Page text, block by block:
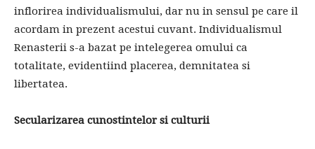
inflorirea individualismului, dar nu in sensul pe care il
acordam in prezent acestui cuvant. Individualismul
Renasterii s-a bazat pe intelegerea omului ca
totalitate, evidentiind placerea, demnitatea si
libertatea.
Secularizarea cunostintelor si culturii